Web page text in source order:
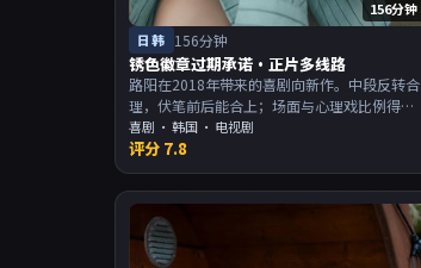
156分钟
日韩 156分钟
锈色徽章过期承诺·正片多线路
路阳在2018年带来的喜剧向新作。中段反转合
理，伏笔前后能合上；场面与心理戏比例得
当。主演以演技派为主，适合喜欢强叙事与人
物关系的观众加入片单。
喜剧 ·韩国 · 电视剧
评分 7.8